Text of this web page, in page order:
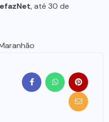
, até 30 de